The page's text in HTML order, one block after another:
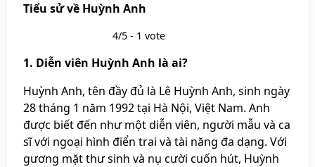
Tiểu sử về Huỳnh Anh
4/5 - 1 vote
1. Diễn viên Huỳnh Anh là ai?
Huỳnh Anh, tên đầy đủ là Lê Huỳnh Anh, sinh ngày
28 tháng 1 năm 1992 tại Hà Nội, Việt Nam. Anh
được biết đến như một diễn viên, người mẫu và ca
sĩ với ngoại hình điển trai và tài năng đa dạng. Với
gương mặt thư sinh và nụ cười cuốn hút, Huỳnh